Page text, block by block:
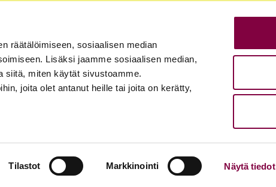
räätälöimiseen, sosiaalisen median
Lisäksi jaamme sosiaalisen median,
siitä, miten käytät sivustoamme.
joita olet antanut heille tai joita on kerätty,
Tilastot Markkinointi Näytä tiedot